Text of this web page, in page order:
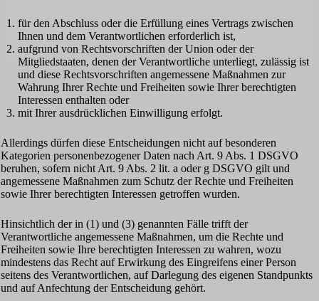
für den Abschluss oder die Erfüllung eines Vertrags zwischen
Ihnen und dem Verantwortlichen erforderlich ist,
aufgrund von Rechtsvorschriften der Union oder der
Mitgliedstaaten, denen der Verantwortliche unterliegt, zulässig ist
und diese Rechtsvorschriften angemessene Maßnahmen zur
Wahrung Ihrer Rechte und Freiheiten sowie Ihrer berechtigten
Interessen enthalten oder
mit Ihrer ausdrücklichen Einwilligung erfolgt.
Allerdings dürfen diese Entscheidungen nicht auf besonderen
Kategorien personenbezogener Daten nach Art. 9 Abs. 1 DSGVO
beruhen, sofern nicht Art. 9 Abs. 2 lit. a oder g DSGVO gilt und
angemessene Maßnahmen zum Schutz der Rechte und Freiheiten
sowie Ihrer berechtigten Interessen getroffen wurden.
Hinsichtlich der in (1) und (3) genannten Fälle trifft der
Verantwortliche angemessene Maßnahmen, um die Rechte und
Freiheiten sowie Ihre berechtigten Interessen zu wahren, wozu
mindestens das Recht auf Erwirkung des Eingreifens einer Person
seitens des Verantwortlichen, auf Darlegung des eigenen Standpunkts
und auf Anfechtung der Entscheidung gehört.